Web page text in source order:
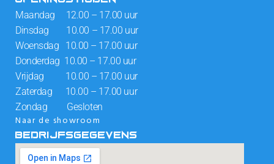
Maandag 12.00 – 17.00 uur
Dinsdag 10.00 – 17.00 uur
Woensdag 10.00 – 17.00 uur
Donderdag 10.00 – 17.00 uur
Vrijdag 10.00 – 17.00 uur
Zaterdag 10.00 – 17.00 uur
Zondag Gesloten
Naar de showroom
BEDRIJFSGEGEVENS